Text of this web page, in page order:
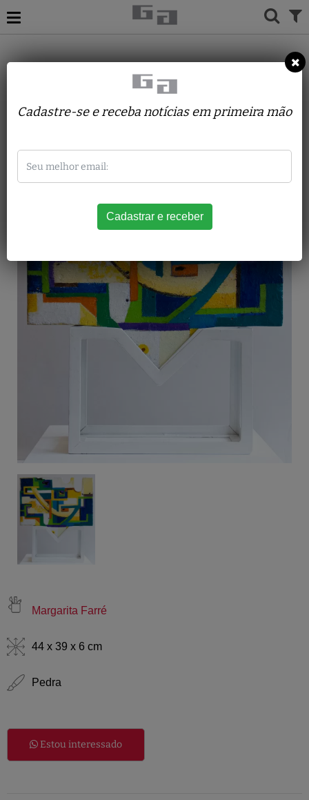
MARGARITA FARRÉ
Cores 88
Margarita Farré
44 x 39 x 6 cm
Pedra
Estou interessado
Cadastre-se e receba notícias em primeira mão